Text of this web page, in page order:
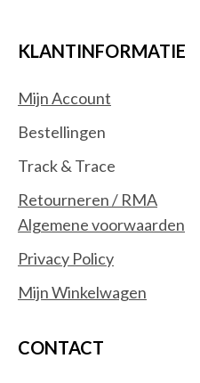
KLANTINFORMATIE
Mijn Account
Bestellingen
Track & Trace
Retourneren / RMA
Algemene voorwaarden
Privacy Policy
Mijn Winkelwagen
CONTACT